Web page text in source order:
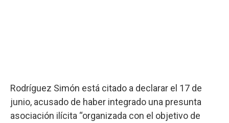
Rodríguez Simón está citado a declarar el 17 de
junio, acusado de haber integrado una presunta
asociación ilícita “organizada con el objetivo de